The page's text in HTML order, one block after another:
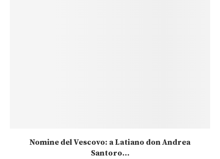
Nomine del Vescovo: a Latiano don Andrea
Santoro...